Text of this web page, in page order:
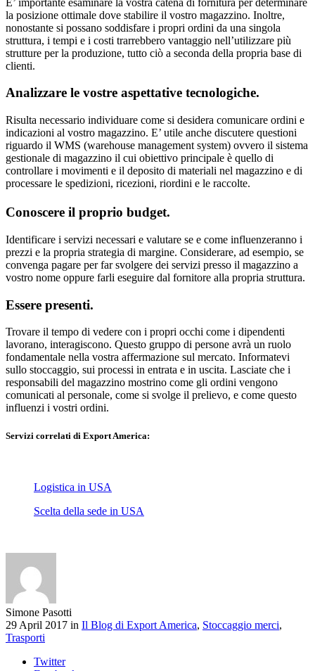
la posizione ottimale dove stabilire il vostro magazzino. Inoltre,
nonostante si possano soddisfare i propri ordini da una singola
struttura, i tempi e i costi trarrebbero vantaggio nell’utilizzare più
strutture per la produzione, tutto ciò a seconda della propria base di
clienti.
Analizzare le vostre aspettative tecnologiche.
Risulta necessario individuare come si desidera comunicare ordini e
indicazioni al vostro magazzino. E’ utile anche discutere questioni
riguardo il WMS (warehouse management system) ovvero il sistema
gestionale di magazzino il cui obiettivo principale è quello di
controllare i movimenti e il deposito di materiali nel magazzino e di
processare le spedizioni, ricezioni, riordini e le raccolte.
Conoscere il proprio budget.
Identificare i servizi necessari e valutare se e come influenzeranno i
prezzi e la propria strategia di margine. Considerare, ad esempio, se
convenga pagare per far svolgere dei servizi presso il magazzino a
vostro nome oppure farli eseguire dal fornitore alla propria struttura.
Essere presenti.
Trovare il tempo di vedere con i propri occhi come i dipendenti
lavorano, interagiscono. Questo gruppo di persone avrà un ruolo
fondamentale nella vostra affermazione sul mercato. Informatevi
sullo stoccaggio, sui processi in entrata e in uscita. Lasciate che i
responsabili del magazzino mostrino come gli ordini vengono
comunicati al personale, come si svolge il prelievo, e come questo
influenzi i vostri ordini.
Servizi correlati di Export America:
Logistica in USA
Scelta della sede in USA
Simone Pasotti
29 April 2017 in Il Blog di Export America, Stoccaggio merci,
Trasporti
Twitter